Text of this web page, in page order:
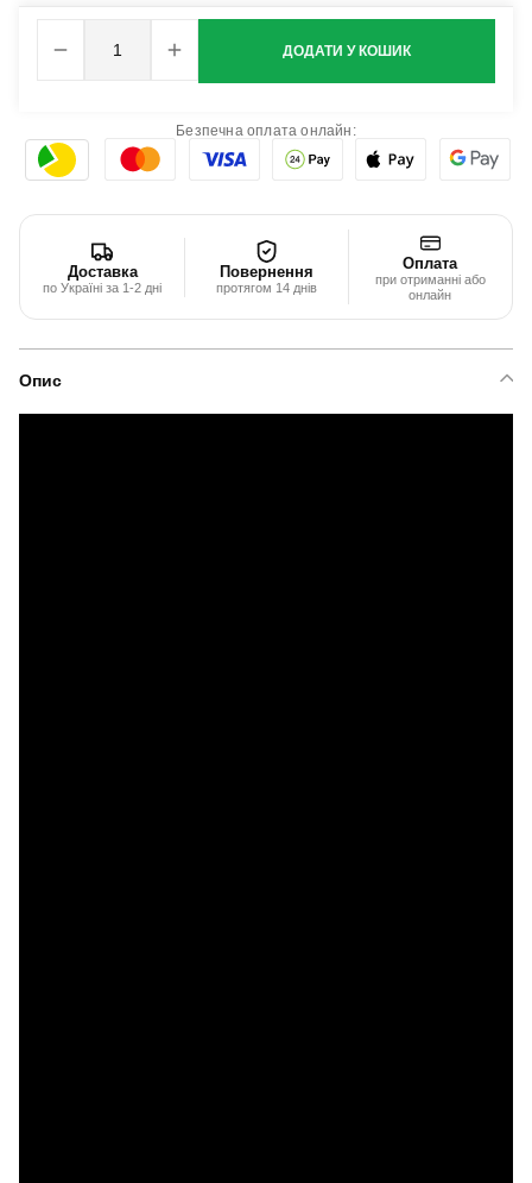
ДОДАТИ У КОШИК
Безпечна оплата онлайн:
Доставка
по Україні за 1-2 дні
Повернення
протягом 14 днів
Оплата
при отриманні або
онлайн
Опис